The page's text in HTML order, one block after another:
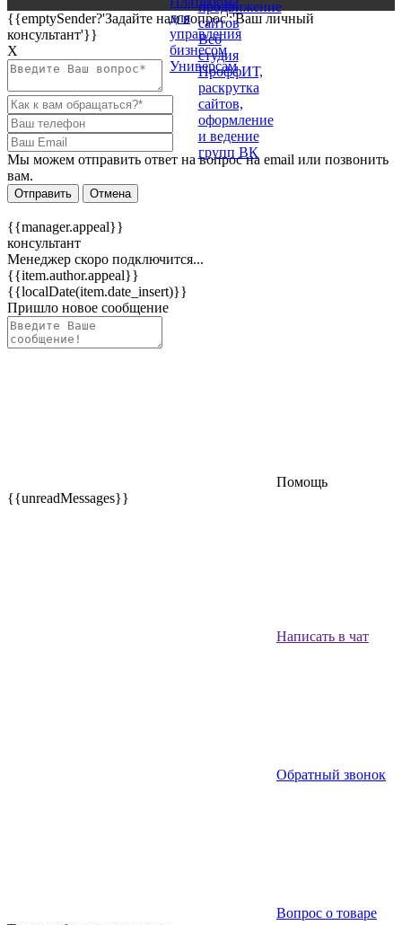
{{emptySender?'Задайте нам вопрос':'Ваш личный
консультант'}}
Х
Мы можем отправить ответ на вопрос на email или позвонить
вам.
Отправить Отмена
{{manager.appeal}}
консультант
Менеджер скоро подключится...
{{item.author.appeal}}
{{localDate(item.date_insert)}}
Пришло новое сообщение
Помощь
{{unreadMessages}}
Написать в чат
Обратный звонок
Вопрос о товаре